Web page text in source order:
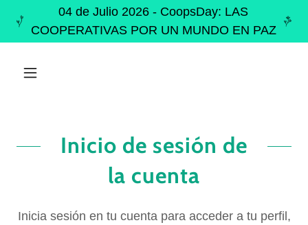
04 de Julio 2026 - CoopsDay: LAS
COOPERATIVAS POR UN MUNDO EN PAZ
Inicio de sesión de
la cuenta
Inicia sesión en tu cuenta para acceder a tu perfil,